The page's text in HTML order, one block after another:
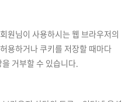
원님이 사용하시는 웹 브라우저의
용하거나 쿠키를 저장할 때마다
거부할 수 있습니다.